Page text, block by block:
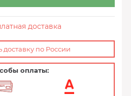
доставка
доставку по России
оплаты: